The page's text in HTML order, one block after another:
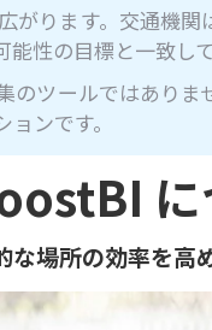
ります。交通機
性の目標と一致し
ツールではあり
ンです。
に
な場所の効率を高